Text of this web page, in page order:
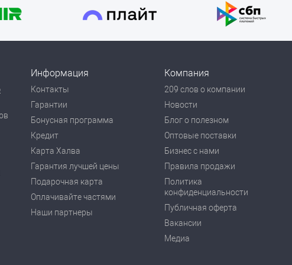
Информация
Контакты
Гарантии
Бонусная программа
Кредит
Карта Халва
Гарантия лучшей цены
Подарочная карта
Оплачивайте частями
Наши партнеры
Компания
209 слов о компании
Новости
Блог о полезном
Оптовые поставки
Бизнес с нами
Правила продажи
Политика
конфиденциальности
Публичная оферта
Вакансии
Медиа